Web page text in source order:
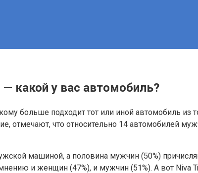
какой у вас автомобиль?
больше подходит тот или иной автомобиль
отмечают, что относительно 14 автомобилей
машиной, а половина мужчин (50%)
и женщин (47%), и мужчин (51%). А вот Niva